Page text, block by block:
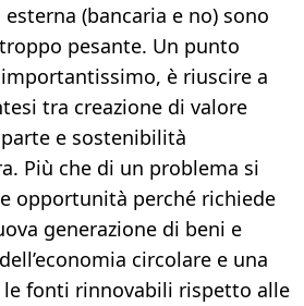
(bancaria e no) sono
pesante. Un punto
è riuscire a
tra creazione di valore
e sostenibilità
Più che di un problema si
opportunità perché richiede
generazione di beni e
circolare e una
le fonti rinnovabili rispetto alle